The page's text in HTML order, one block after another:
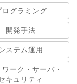
ログラミング
開発手法
ステム運用
ーク・サーバ・
キュリティ